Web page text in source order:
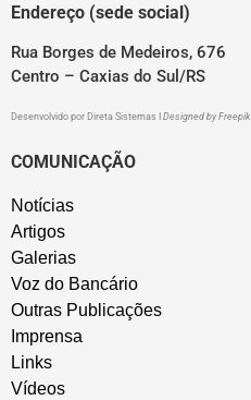
Endereço (sede social)
Rua Borges de Medeiros, 676
Centro – Caxias do Sul/RS
Desenvolvido por Direta Sistemas Designed by Freepik
COMUNICAÇÃO
Notícias
Artigos
Galerias
Voz do Bancário
Outras Publicações
Imprensa
Links
Vídeos